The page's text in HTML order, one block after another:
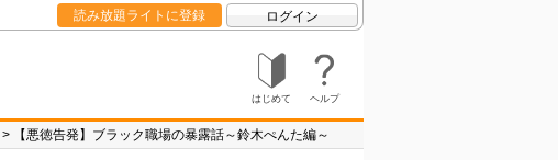
読み放題ライトに登録 ログイン
はじめて ヘルプ
【悪徳告発】ブラック職場の暴露話～鈴木ぺんた編～